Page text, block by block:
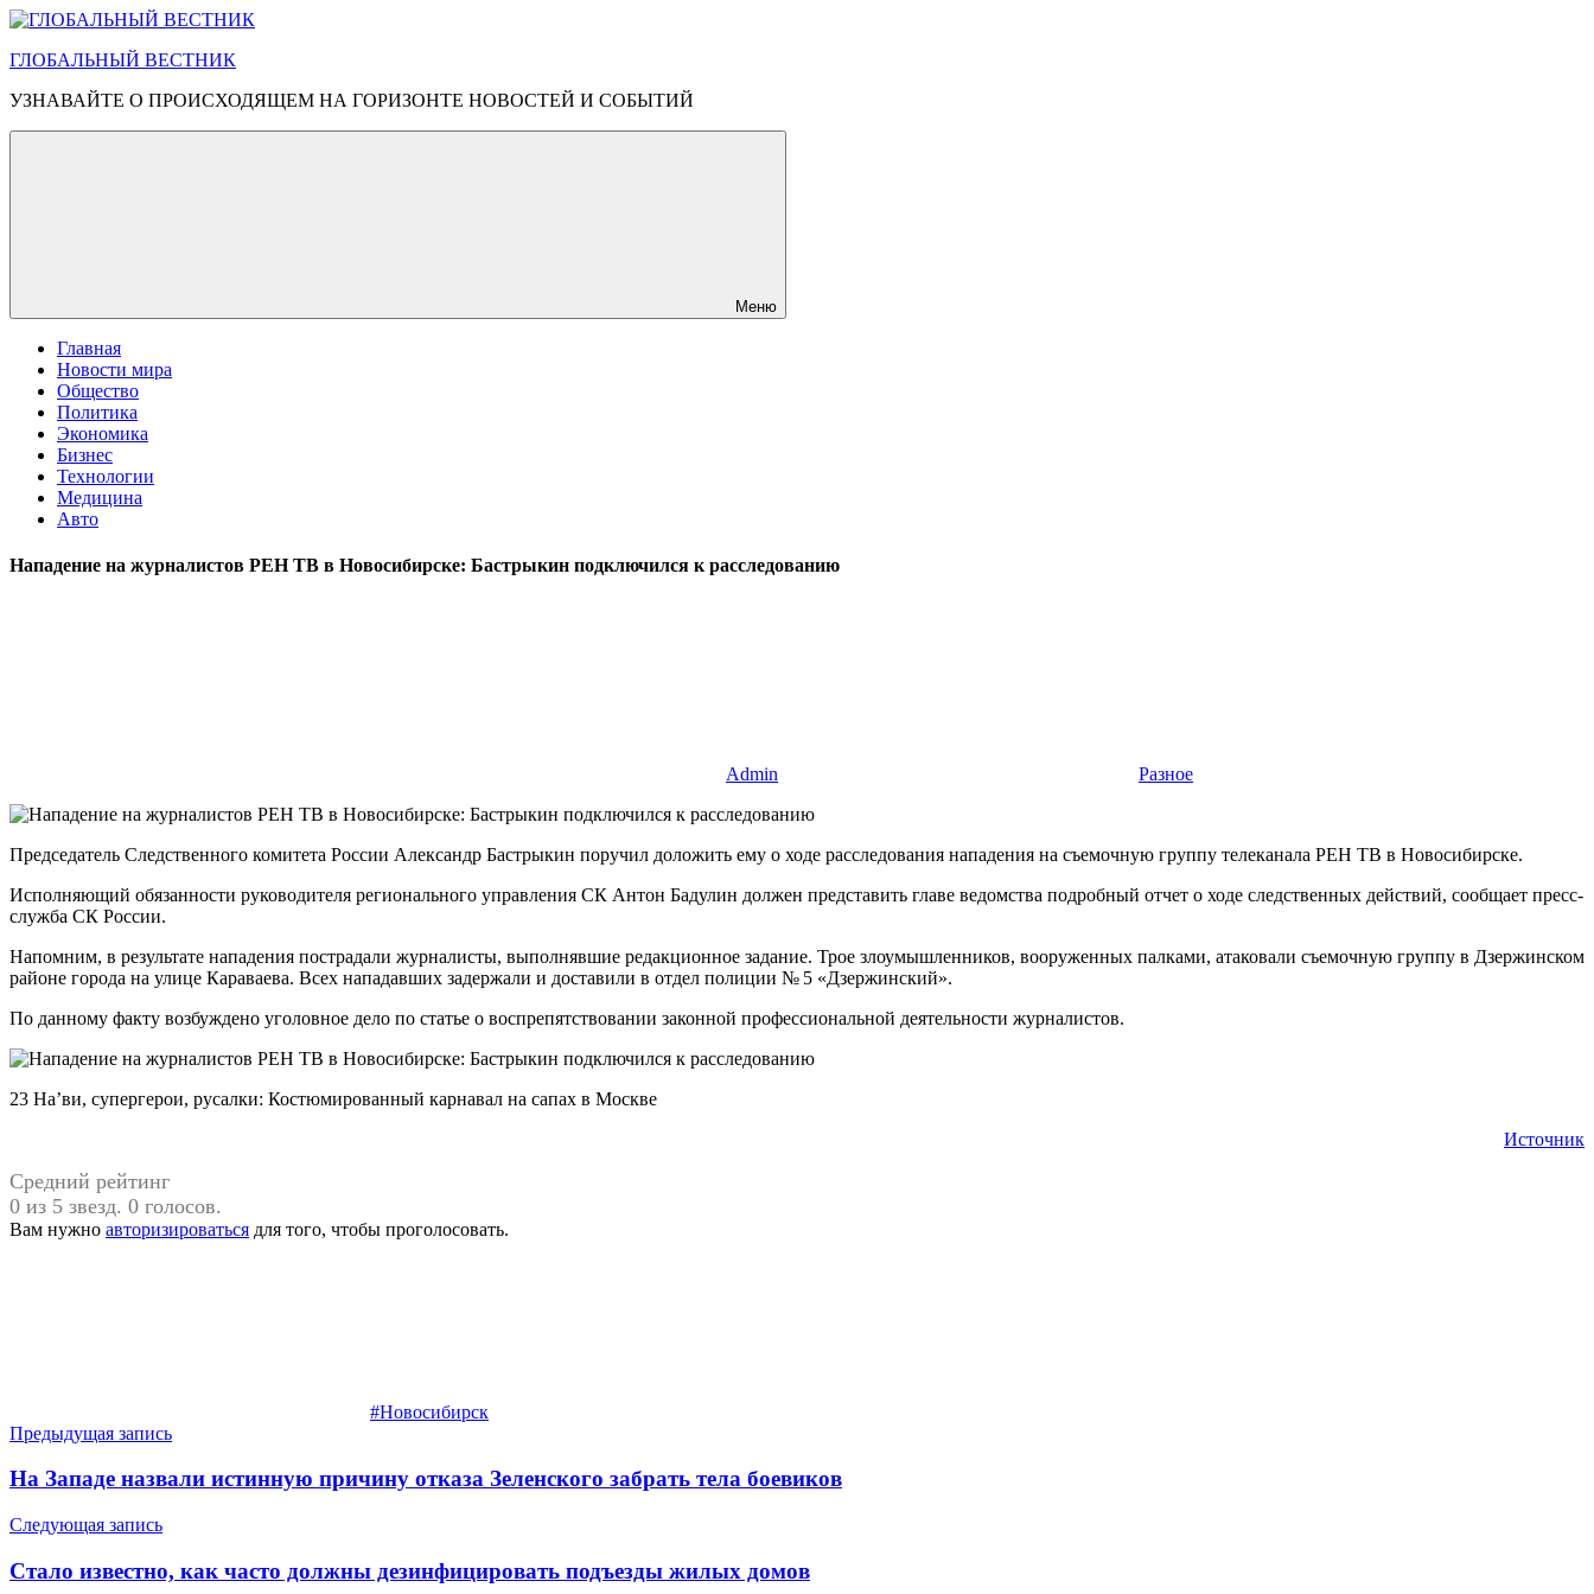
Перейти
содержимому
ГЛОБАЛЬНЫЙ ВЕСТНИК
УЗНАВАЙТЕ О ПРОИСХОДЯЩЕМ НА ГОРИЗОНТЕ НОВОСТЕЙ И СОБЫТИЙ
Меню
Главная
Новости мира
Общество
Политика
Экономика
Бизнес
Технологии
Медицина
Авто
Нападение на журналистов РЕН ТВ в Новосибирске: Бастрыкин подключился к расследованию
Admin Разное
Председатель Следственного комитета России Александр Бастрыкин поручил доложить ему о ходе расследования нападения на съемочную группу телеканала РЕН ТВ в Новосибирске.
Исполняющий обязанности руководителя регионального управления СК Антон Бадулин должен представить главе ведомства подробный отчет о ходе следственных действий, сообщает пресс-
служба СК России.
Напомним, в результате нападения пострадали журналисты, выполнявшие редакционное задание. Трое злоумышленников, вооруженных палками, атаковали съемочную группу в Дзержинском
районе города на улице Караваева. Всех нападавших задержали и доставили в отдел полиции № 5 «Дзержинский».
По данному факту возбуждено уголовное дело по статье о воспрепятствовании законной профессиональной деятельности журналистов.
23 На’ви, супергерои, русалки: Костюмированный карнавал на сапах в Москве
Источник
Средний рейтинг
0 из 5 звезд. 0 голосов.
Вам нужно авторизироваться для того, чтобы проголосовать.
#Новосибирск
Навигация
по
Предыдущая запись
На Западе назвали истинную причину отказа Зеленского забрать тела боевиков
Следующая запись
Стало известно, как часто должны дезинфицировать подъезды жилых домов